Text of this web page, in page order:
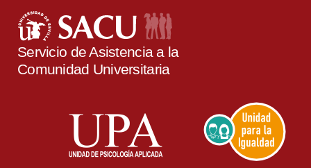
contenido
principal
Servicio de Asistencia a la
Comunidad Universitaria